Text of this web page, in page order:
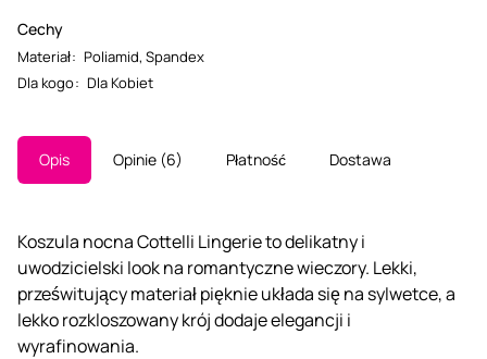
Cechy
Materiał: Poliamid, Spandex
Dla kogo: Dla Kobiet
Opis Opinie 6 Płatność Dostawa
Koszula nocna Cottelli Lingerie to delikatny i
uwodzicielski look na romantyczne wieczory. Lekki,
prześwitujący materiał pięknie układa się na sylwetce, a
lekko rozkloszowany krój dodaje elegancji i
wyrafinowania.